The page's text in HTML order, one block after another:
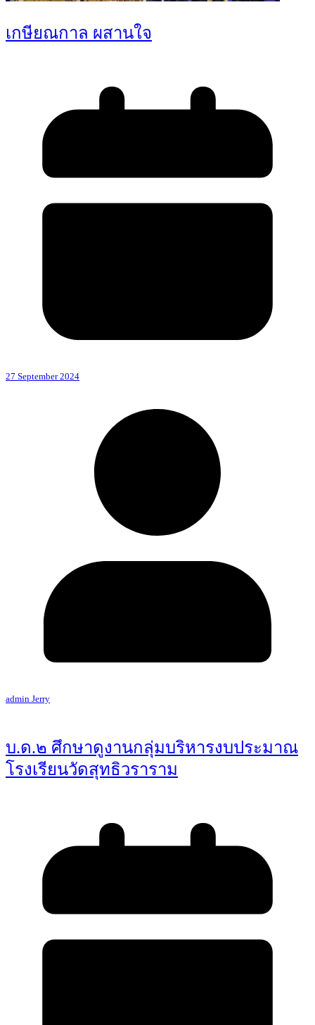
เกษียณกาล ผสานใจ
27 September 2024
admin Jerry
บ.ด.๒ ศึกษาดูงานกลุ่มบริหารงบประมาณ
โรงเรียนวัดสุทธิวราราม